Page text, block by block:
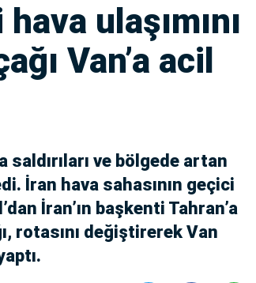
ulaşımını
Van’a acil
ve bölgede artan
İran hava sahasının geçici
İran’ın başkenti Tahran’a
rotasını değiştirerek Van